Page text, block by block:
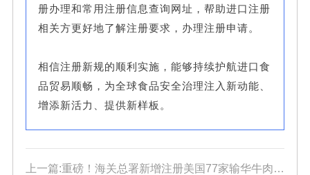
册办理和常用注册信息查询网址，帮助进口注册
相关方更好地了解注册要求，办理注册申请。
相信注册新规的顺利实施，能够持续护航进口食
品贸易顺畅，为全球食品安全治理注入新动能、
增添新活力、提供新样板。
上一篇:重磅！海关总署新增注册美国77家输华牛肉企业，变更23家！